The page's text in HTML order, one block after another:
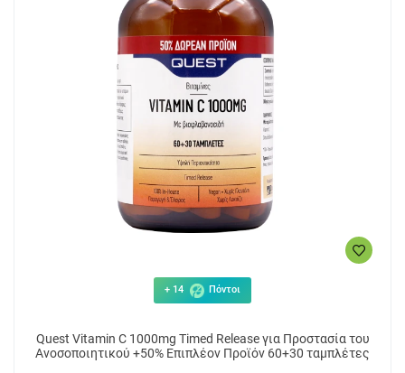
+ 14 Πόντοι
Quest Vitamin C 1000mg Timed Release για Προστασία του
Ανοσοποιητικού +50% Επιπλέον Προϊόν 60+30 ταμπλέτες